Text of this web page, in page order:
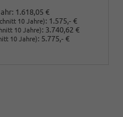
1.618,05 €
10 Jahre): 1.575,- €
10 Jahre): 3.740,62 €
10 Jahre): 5.775,- €